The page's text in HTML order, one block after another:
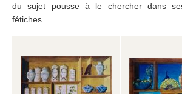
du sujet pousse à le chercher dans
fétiches.